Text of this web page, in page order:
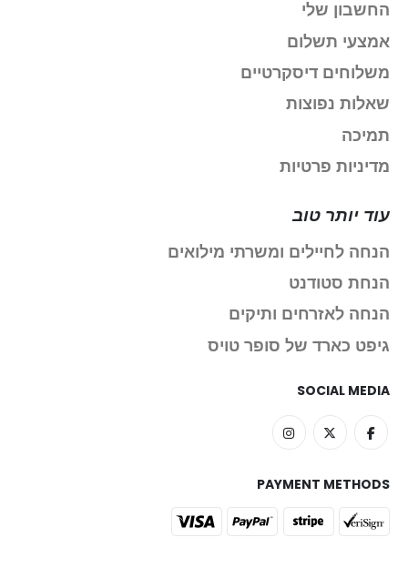
החשבון שלי
אמצעי תשלום
משלוחים דיסקרטיים
שאלות נפוצות
תמיכה
מדיניות פרטיות
עוד יותר טוב
הנחה לחיילים ומשרתי מילואים
הנחת סטודנט
הנחה לאזרחים ותיקים
גיפט כארד של סופר טויס
SOCIAL MEDIA
PAYMENT METHODS